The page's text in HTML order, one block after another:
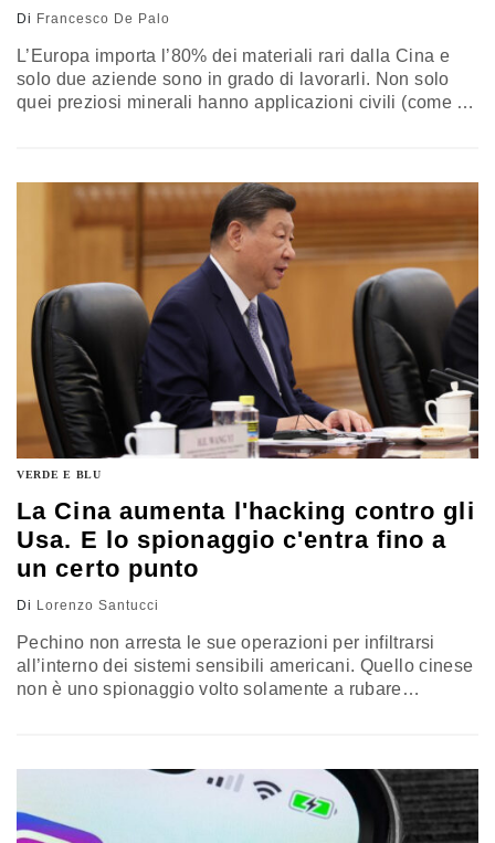
Di Francesco De Palo
L’Europa importa l’80% dei materiali rari dalla Cina e
solo due aziende sono in grado di lavorarli. Non solo
quei preziosi minerali hanno applicazioni civili (come le
VERDE E BLU
La Cina aumenta l'hacking contro gli
Usa. E lo spionaggio c'entra fino a
un certo punto
Di Lorenzo Santucci
Pechino non arresta le sue operazioni per infiltrarsi
all’interno dei sistemi sensibili americani. Quello cinese
non è uno spionaggio volto solamente a rubare